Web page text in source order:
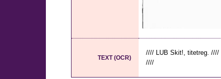
TEXT (OCR)
//// LUB Skit!, titetreg. ////
////